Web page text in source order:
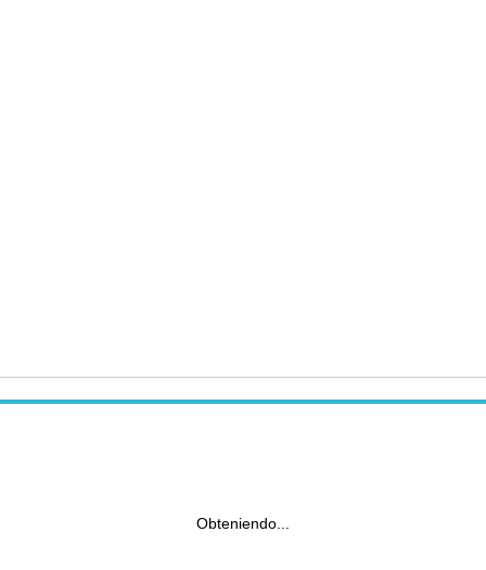
Obteniendo...